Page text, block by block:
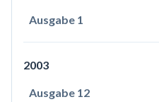
Ausgabe 1
2003
Ausgabe 12